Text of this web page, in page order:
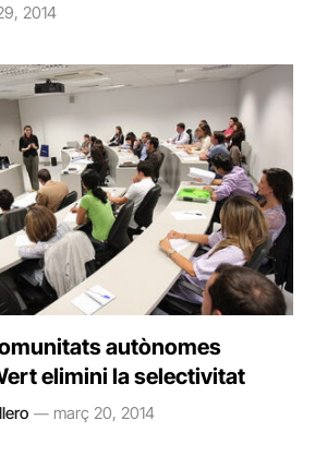
2014
autònomes
elimini la selectivitat
març 20, 2014